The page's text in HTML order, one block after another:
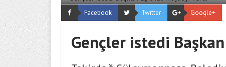
Facebook Twitter Google+
Gençler istedi